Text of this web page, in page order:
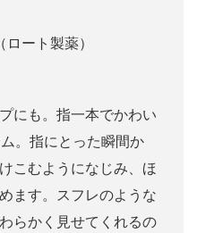
ート製薬）
にも。指一本でかわい
。指にとった瞬間か
こむようになじみ、ほ
ます。スフレのような
らかく見せてくれるの